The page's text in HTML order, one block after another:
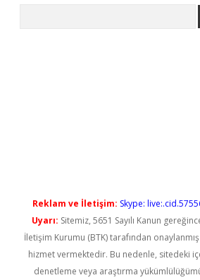
Reklam ve İletişim: Skype:
Uyarı: Sitemiz, 5651 Sayılı Kanun
İletişim Kurumu (BTK) tarafından
hizmet vermektedir. Bu nedenle, sitedeki
denetleme veya araştırma